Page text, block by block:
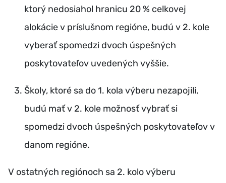
ktorý nedosiahol hranicu 20 % celkovej
alokácie v príslušnom regióne, budú v 2. kole
vyberať spomedzi dvoch úspešných
poskytovateľov uvedených vyššie.
Školy, ktoré sa do 1. kola výberu nezapojili,
budú mať v 2. kole možnosť vybrať si
spomedzi dvoch úspešných poskytovateľov v
danom regióne.
V ostatných regiónoch sa 2. kolo výberu